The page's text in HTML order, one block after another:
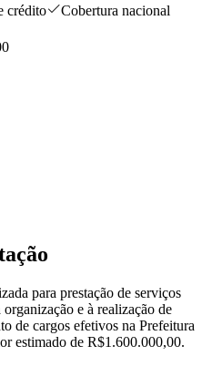
crédito
Cobertura nacional
para prestação de serviços
e à realização de
de cargos efetivos na Prefeitura
estimado de R$1.600.000,00.